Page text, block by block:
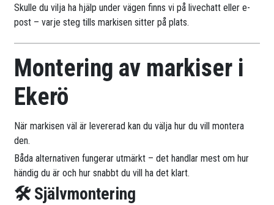
Skulle du vilja ha hjälp under vägen finns vi på livechatt eller e-
post – varje steg tills markisen sitter på plats.
Montering av markiser i
Ekerö
När markisen väl är levererad kan du välja hur du vill montera
den.
Båda alternativen fungerar utmärkt – det handlar mest om hur
händig du är och hur snabbt du vill ha det klart.
🛠 Självmontering